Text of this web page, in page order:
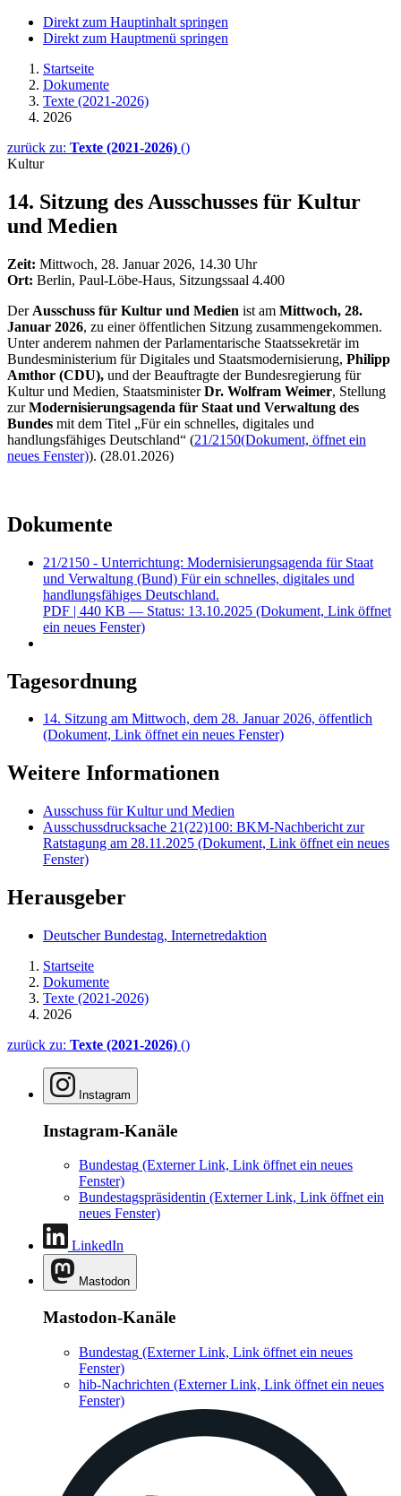
Direkt zum Hauptinhalt springen
Direkt zum Hauptmenü springen
Startseite
Dokumente
Texte (2021-2026)
2026
zurück zu: Texte (2021-2026) ()
Kultur
14. Sitzung des Ausschusses für Kultur
und Medien
Zeit: Mittwoch, 28. Januar 2026, 14.30 Uhr
Ort: Berlin, Paul-Löbe-Haus, Sitzungssaal 4.400
Der Ausschuss für Kultur und Medien ist am Mittwoch, 28.
Januar 2026, zu einer öffentlichen Sitzung zusammengekommen.
Unter anderem nahmen der Parlamentarische Staatssekretär im
Bundesministerium für Digitales und Staatsmodernisierung, Philipp
Amthor (CDU), und der Beauftragte der Bundesregierung für
Kultur und Medien, StaatsministerDr. Wolfram Weimer, Stellung
zurModernisierungsagenda für Staat und Verwaltung des
Bundes mit dem Titel „Für ein schnelles, digitales und
handlungsfähiges Deutschland“ (21/2150(Dokument, öffnet ein
neues Fenster)). (28.01.2026)
Dokumente
21/2150 - Unterrichtung: Modernisierungsagenda für Staat
und Verwaltung (Bund) Für ein schnelles, digitales und
handlungsfähiges Deutschland.
PDF | 440 KB — Status: 13.10.2025 (Dokument, Link öffnet
ein neues Fenster)
Tagesordnung
14. Sitzung am Mittwoch, dem 28. Januar 2026, öffentlich
(Dokument, Link öffnet ein neues Fenster)
Weitere Informationen
Ausschuss für Kultur und Medien
Ausschussdrucksache 21(22)100: BKM-Nachbericht zur
Ratstagung am 28.11.2025 (Dokument, Link öffnet ein neues
Fenster)
Herausgeber
Deutscher Bundestag, Internetredaktion
Startseite
Dokumente
Texte (2021-2026)
2026
zurück zu: Texte (2021-2026) ()
Instagram
Instagram-Kanäle
Bundestag (Externer Link, Link öffnet ein neues
Fenster)
Bundestagspräsidentin (Externer Link, Link öffnet ein
neues Fenster)
LinkedIn
Mastodon
Mastodon-Kanäle
Bundestag (Externer Link, Link öffnet ein neues
Fenster)
hib-Nachrichten (Externer Link, Link öffnet ein neues
Fenster)